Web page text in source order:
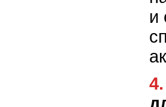
и
4. Организация пространства